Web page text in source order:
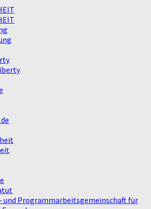
und Programmarbeitsgemeinschaft für